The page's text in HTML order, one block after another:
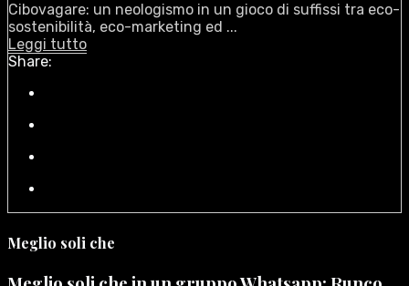
Cibovagare: un neologismo in un gioco di suffissi tra eco-
sostenibilità, eco-marketing ed ...
Leggi tutto
Share:
Meglio soli che